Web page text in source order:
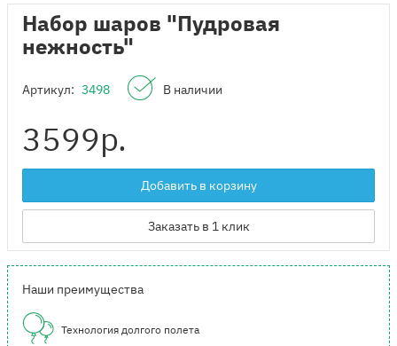
Набор шаров "Пудровая
нежность"
Артикул: 3498 В наличии
3599р.
Добавить в корзину
Заказать в 1 клик
Наши преимущества
Технология долгого полета